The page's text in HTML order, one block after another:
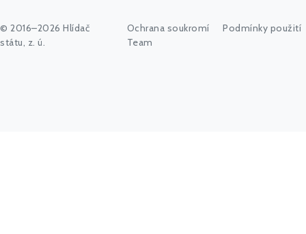
© 2016–2026 Hlídač
státu, z. ú.
Ochrana soukromí
Podmínky použití
Team